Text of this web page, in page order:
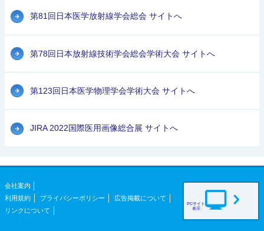
第81回日本医学放射線学会総会 サイトへ
第78回日本放射線技術学会総会学術大会 サイトへ
第123回日本医学物理学会学術大会 サイトへ
JIRA 2022国際医用画像総合展 サイトへ
会社案内
利用規約
プライバシーポリシー
広告掲載について
リンクについて
PCサイト
表示